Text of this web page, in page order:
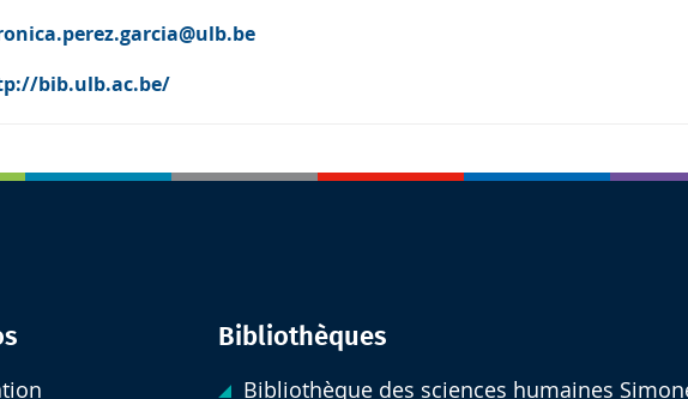
bib.ulb.ac.be/
Bibliothèques
Bibliothèque des sciences humaines